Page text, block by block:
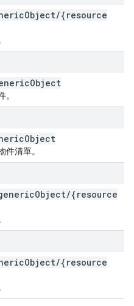
Object/{resource
Object
。
Object
件清單。
Object/{resource
Object/{resource